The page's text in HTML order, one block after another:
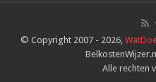
© Copyright 2007 - 2026,
BelkostenWijzer.nl
Alle rechten